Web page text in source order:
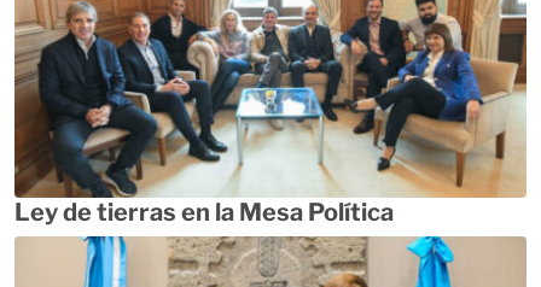
Ley de tierras en la Mesa Política